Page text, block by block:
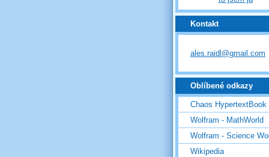
Kontakt
ales.raidl@gmail.com
Oblíbené odkazy
Chaos HypertextBook
Wolfram - MathWorld
Wolfram - Science
Wikipedia